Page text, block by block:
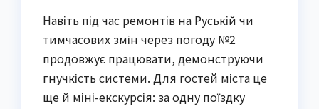
Навіть під час ремонтів на Руській чи
тимчасових змін через погоду №2
продовжує працювати, демонструючи
гнучкість системи. Для гостей міста це
ще й міні-екскурсія: за одну поїздку